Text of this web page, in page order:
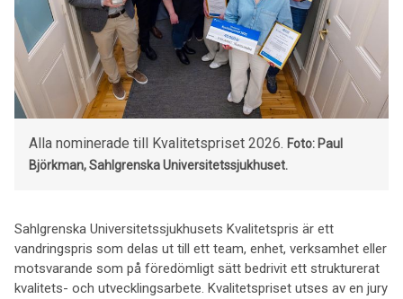
Alla nominerade till Kvalitetspriset 2026. Foto: Paul
Björkman, Sahlgrenska Universitetssjukhuset.
Sahlgrenska Universitetssjukhusets Kvalitetspris är ett
vandringspris som delas ut till ett team, enhet, verksamhet eller
motsvarande som på föredömligt sätt bedrivit ett strukturerat
kvalitets- och utvecklingsarbete. Kvalitetspriset utses av en jury